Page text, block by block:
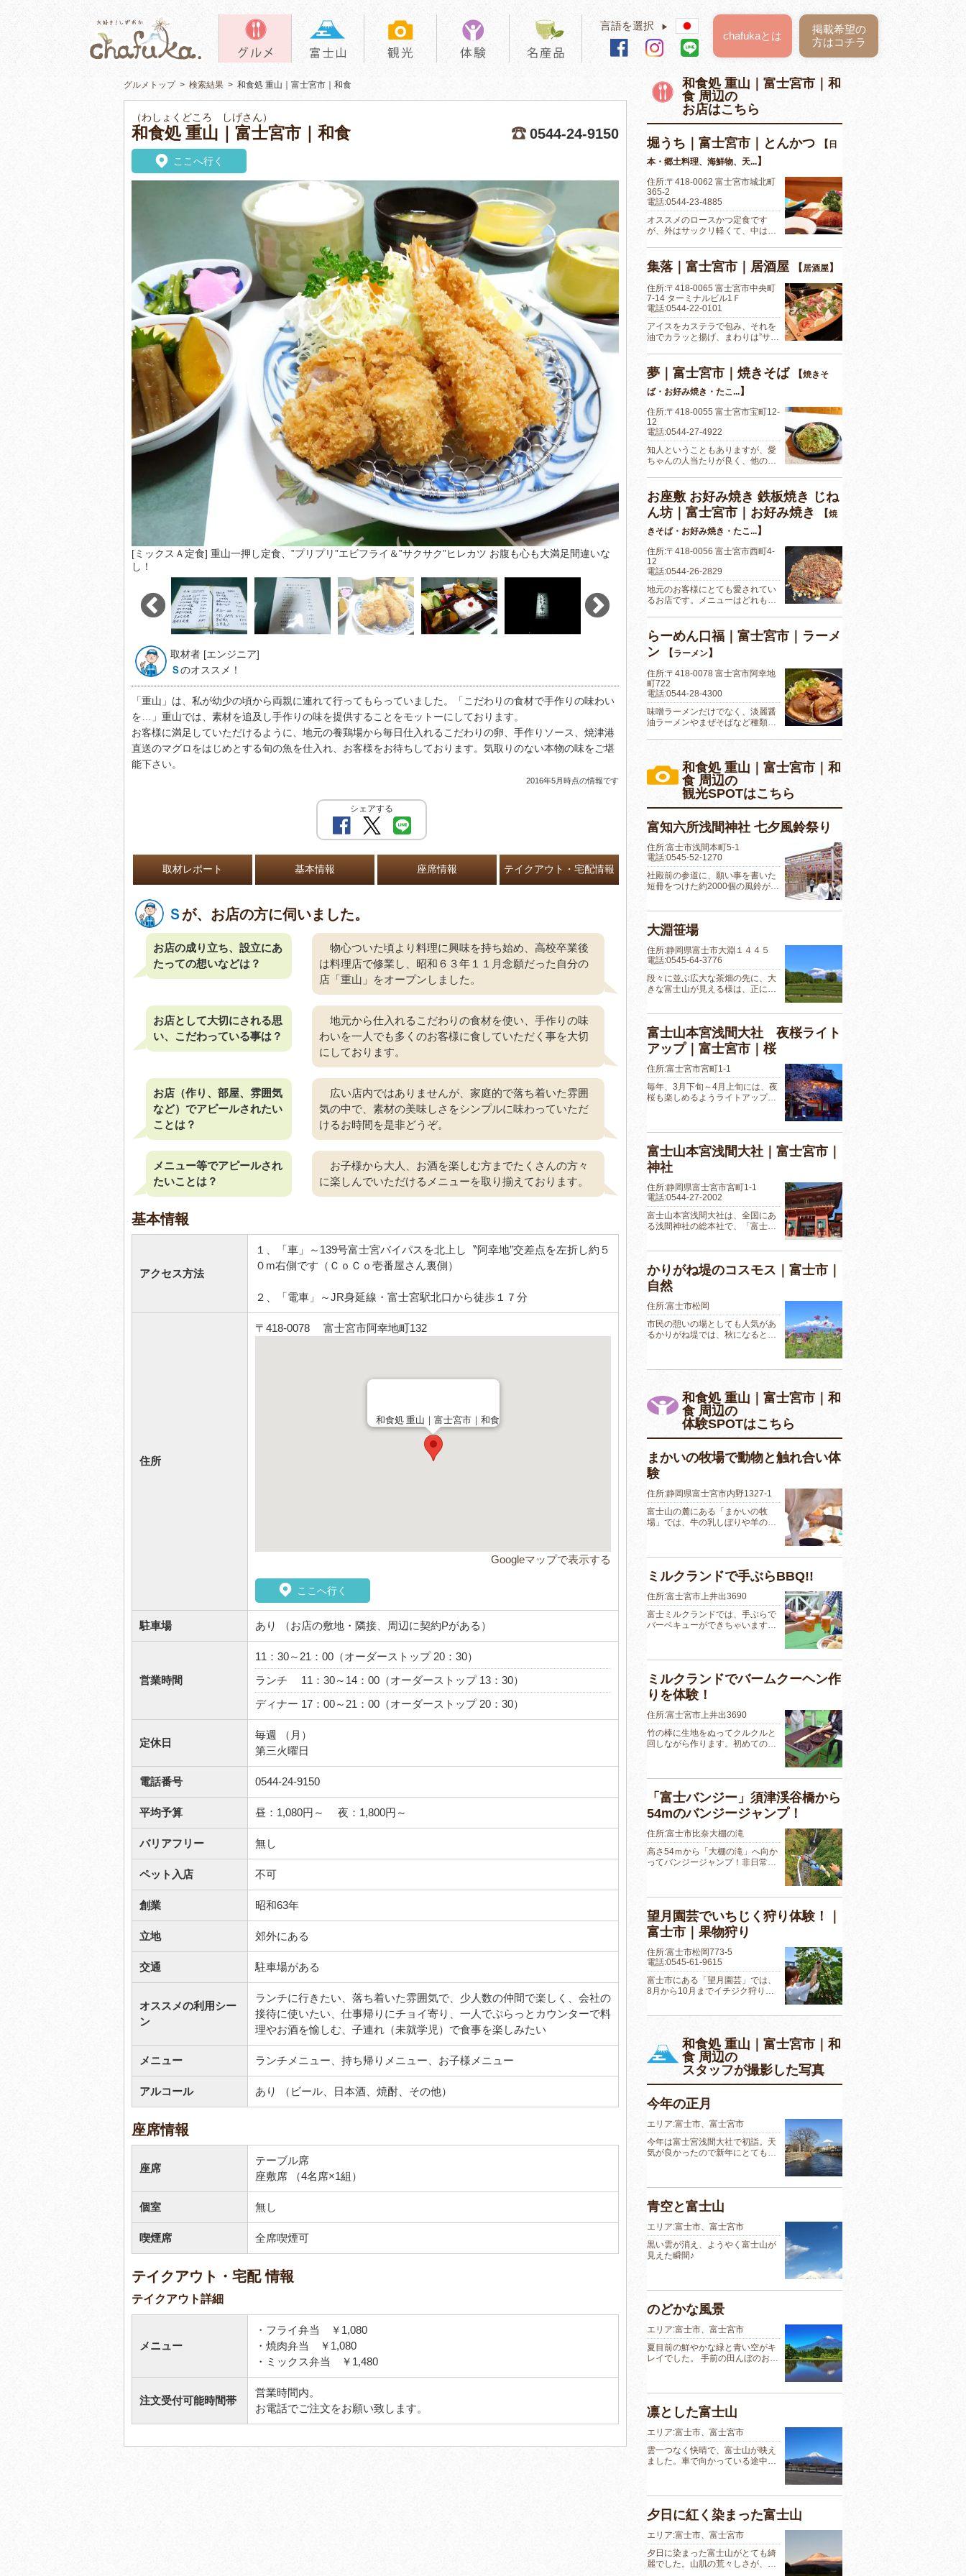
言語を選択 ▶
掲載希望の
方はコチラ
chafukaとは
グルメトップ> 検索結果 > 和食処 重山｜富士宮市｜和食
（わしょくどころ しげさん）
和食処 重山｜富士宮市｜和食 0544-24-9150
ここへ行く
[ミックスＡ定食] 重山一押し定食、‟プリプリ”エビフライ＆‟サクサク”ヒレカツ お腹も心も大満足間違いな
し！
取材者 [エンジニア]
Ｓのオススメ！
「重山」は、私が幼少の頃から両親に連れて行ってもらっていました。「こだわりの食材で手作りの味わい
を…」重山では、素材を追及し手作りの味を提供することをモットーにしております。
お客様に満足していただけるように、地元の養鶏場から毎日仕入れるこだわりの卵、手作りソース、焼津港
直送のマグロをはじめとする旬の魚を仕入れ、お客様をお待ちしております。気取りのない本物の味をご堪
能下さい。
2016年5月時点の情報です
シェアする
取材レポート 基本情報 座席情報 テイクアウト・宅配情報
Ｓが、お店の方に伺いました。
お店の成り立ち、設立にあ
たっての想いなどは？
物心ついた頃より料理に興味を持ち始め、高校卒業後
は料理店で修業し、昭和６３年１１月念願だった自分の
店「重山」をオープンしました。
お店として大切にされる思
い、こだわっている事は？
地元から仕入れるこだわりの食材を使い、手作りの味
わいを一人でも多くのお客様に食していただく事を大切
にしております。
お店（作り、部屋、雰囲気
など）でアピールされたい
ことは？
広い店内ではありませんが、家庭的で落ち着いた雰囲
気の中で、素材の美味しさをシンプルに味わっていただ
けるお時間を是非どうぞ。
メニュー等でアピールされ
たいことは？
お子様から大人、お酒を楽しむ方までたくさんの方々
に楽しんでいただけるメニューを取り揃えております。
基本情報
アクセス方法
１、「車」～139号富士宮バイパスを北上し〝阿幸地”交差点を左折し約５
０m右側です（ＣｏＣｏ壱番屋さん裏側）
２、「電車」～JR身延線・富士宮駅北口から徒歩１７分
住所
〒418-0078 富士宮市阿幸地町132
和食処 重山｜富士宮市｜和食
Googleマップで表示する
ここへ行く
駐車場 あり （お店の敷地・隣接、周辺に契約Pがある）
営業時間
11：30～21：00（オーダーストップ 20：30）
ランチ 11：30～14：00（オーダーストップ 13：30）
ディナー 17：00～21：00（オーダーストップ 20：30）
定休日
毎週 （月）
第三火曜日
電話番号 0544-24-9150
平均予算 昼：1,080円～ 夜：1,800円～
バリアフリー 無し
ペット入店 不可
創業 昭和63年
立地 郊外にある
交通 駐車場がある
オススメの利用シー
ン
ランチに行きたい、落ち着いた雰囲気で、少人数の仲間で楽しく、会社の
接待に使いたい、仕事帰りにチョイ寄り、一人でぷらっとカウンターで料
理やお酒を愉しむ、子連れ（未就学児）で食事を楽しみたい
メニュー ランチメニュー、持ち帰りメニュー、お子様メニュー
アルコール あり （ビール、日本酒、焼酎、その他）
座席情報
座席
テーブル席
座敷席 （4名席×1組）
個室 無し
喫煙席 全席喫煙可
テイクアウト・宅配 情報
テイクアウト詳細
メニュー
・フライ弁当 ￥1,080
・焼肉弁当 ￥1,080
・ミックス弁当 ￥1,480
注文受付可能時間帯
営業時間内。
お電話でご注文をお願い致します。
和食処 重山｜富士宮市｜和
食 周辺の
お店はこちら
堀うち｜富士宮市｜とんかつ 【 日
本・郷土料理、海鮮物、天...】
住所:〒418-0062 富士宮市城北町
365-2
電話:0544-23-4885
オススメのロースかつ定食です
が、外はサックリ軽くて、中は…
集落｜富士宮市｜居酒屋 【居酒屋】
住所:〒418-0065 富士宮市中央町
7-14 ターミナルビル1Ｆ
電話:0544-22-0101
アイスをカステラで包み、それを
油でカラッと揚げ、まわりは”サ…
夢｜富士宮市｜焼きそば 【焼きそ
ば・お好み焼き・たこ...】
住所:〒418-0055 富士宮市宝町12-
12
電話:0544-27-4922
知人ということもありますが、愛
ちゃんの人当たりが良く、他の…
お座敷 お好み焼き 鉄板焼き じね
ん坊｜富士宮市｜お好み焼き
【焼
きそば・お好み焼き・たこ...】
住所:〒418-0056 富士宮市西町4-
12
電話:0544-26-2829
地元のお客様にとても愛されてい
るお店です。メニューはどれも…
らーめん口福｜富士宮市｜ラーメ
ン
【ラーメン】
住所:〒418-0078 富士宮市阿幸地
町722
電話:0544-28-4300
味噌ラーメンだけでなく、淡麗醤
油ラーメンやまぜそばなど種類…
和食処 重山｜富士宮市｜和
食 周辺の
観光SPOTはこちら
富知六所浅間神社 七夕風鈴祭り
住所:富士市浅間本町5-1
電話:0545-52-1270
社殿前の参道に、願い事を書いた
短冊をつけた約2000個の風鈴が…
大淵笹場
住所:静岡県富士市大淵１４４５
電話:0545-64-3776
段々に並ぶ広大な茶畑の先に、大
きな富士山が見える様は、正に…
富士山本宮浅間大社 夜桜ライト
アップ｜富士宮市｜桜
住所:富士宮市宮町1-1
毎年、3月下旬～4月上旬には、夜
桜も楽しめるようライトアップ…
富士山本宮浅間大社｜富士宮市｜
神社
住所:静岡県富士宮市宮町1-1
電話:0544-27-2002
富士山本宮浅間大社は、全国にあ
る浅間神社の総本社で、「富士…
かりがね堤のコスモス｜富士市｜
自然
住所:富士市松岡
市民の憩いの場としても人気があ
るかりがね堤では、秋になると…
和食処 重山｜富士宮市｜和
食 周辺の
体験SPOTはこちら
まかいの牧場で動物と触れ合い体
験
住所:静岡県富士宮市内野1327-1
富士山の麓にある「まかいの牧
場」では、牛の乳しぼりや羊の…
ミルクランドで手ぶらBBQ!!
住所:富士宮市上井出3690
富士ミルクランドでは、手ぶらで
バーベキューができちゃいます…
ミルクランドでバームクーヘン作
りを体験！
住所:富士宮市上井出3690
竹の棒に生地をぬってクルクルと
回しながら作ります。初めての…
「富士バンジー」須津渓谷橋から
54mのバンジージャンプ！
住所:富士市比奈大棚の滝
高さ54ｍから「大棚の滝」へ向か
ってバンジージャンプ！非日常…
望月園芸でいちじく狩り体験！｜
富士市｜果物狩り
住所:富士市松岡773-5
電話:0545-61-9615
富士市にある「望月園芸」では、
8月から10月までイチジク狩り…
和食処 重山｜富士宮市｜和
食 周辺の
スタッフが撮影した写真
今年の正月
エリア:富士市、富士宮市
今年は富士宮浅間大社で初詣。天
気が良かったので新年にとても…
青空と富士山
エリア:富士市、富士宮市
黒い雲が消え、ようやく富士山が
見えた瞬間♪
のどかな風景
エリア:富士市、富士宮市
夏目前の鮮やかな緑と青い空がキ
レイでした。 手前の田んぼのお…
凛とした富士山
エリア:富士市、富士宮市
雲一つなく快晴で、富士山が映え
ました。車で向かっている途中…
夕日に紅く染まった富士山
エリア:富士市、富士宮市
夕日に染まった富士山がとても綺
麗でした。山肌の荒々しさが、…